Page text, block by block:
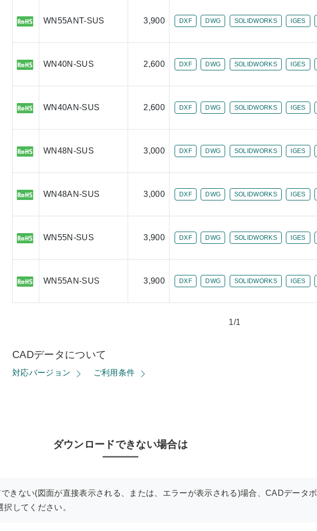
WN55ANT-SUS 3,900 DXF DWG SOLIDWORKS IGES
WN40N-SUS 2,600 DXF DWG SOLIDWORKS IGES
WN40AN-SUS 2,600 DXF DWG SOLIDWORKS IGES
WN48N-SUS 3,000 DXF DWG SOLIDWORKS IGES
WN48AN-SUS 3,000 DXF DWG SOLIDWORKS IGES
WN55N-SUS 3,900 DXF DWG SOLIDWORKS IGES
WN55AN-SUS 3,900 DXF DWG SOLIDWORKS IGES
1/1
CADデータについて
対応バージョン ご利用条件
ダウンロードできない場合は
きない(図面が直接表示される、または、エラーが表示される)場合、CADデータ
してください。